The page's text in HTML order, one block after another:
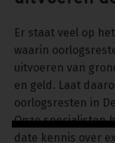
Er staat veel op
waarin
uitvoeren van
en geld. Laat
oorlogsresten in
Onze specialisten
date kennis over